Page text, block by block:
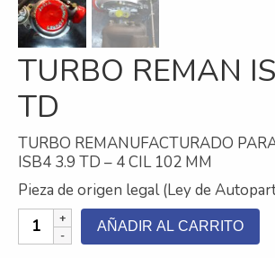
Inyección
Mecanizado
Reman
Turbos
Contacto
Nosotros
TURBO REMAN
TD
TURBO REMANUFACTURADO
ISB4 3.9 TD – 4 CIL 102 MM
Pieza de origen legal (Ley de
TURBO
REMAN
AÑADIR AL CARRITO